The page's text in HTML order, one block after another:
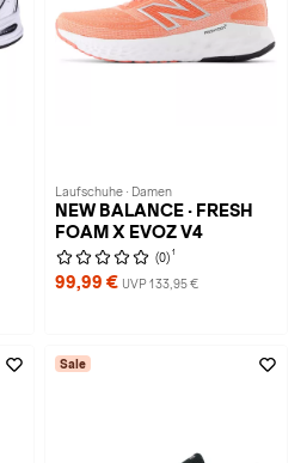
Laufschuhe · Damen
NEW BALANCE · FRESH
FOAM X EVOZ V4
(0) 1
99,99 € UVP 133,95 €
Sale